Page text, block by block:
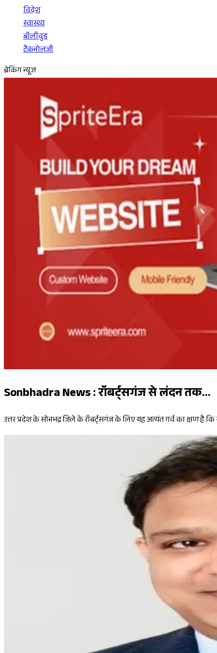
विदेश
स्वास्थ्य
बॉलीवुड
टैकनोलजी
ब्रेकिंग न्यूज़
Sonbhadra News : रॉबर्ट्सगंज से लंदन तक...
उत्तर प्रदेश के सोनभद्र जिले के रॉबर्ट्सगंज के लिए यह अत्यंत गर्व का क्षण है